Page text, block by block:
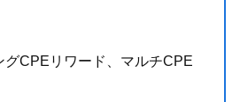
グCPEリワード、マルチCPE